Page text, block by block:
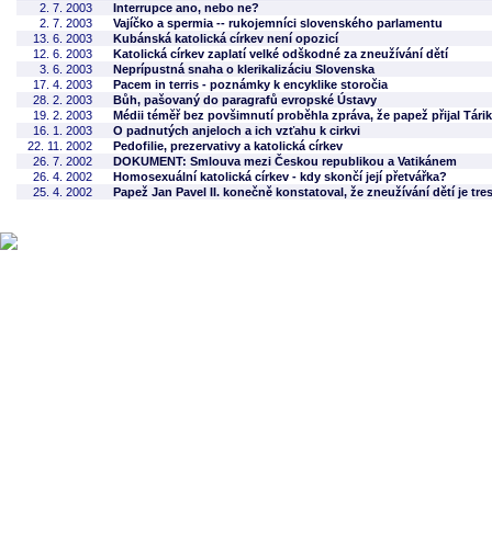
2. 7. 2003
Interrupce ano, nebo ne?
2. 7. 2003
Vajíčko a spermia -- rukojemníci slovenského parlamentu
13. 6. 2003
Kubánská katolická církev není opozicí
12. 6. 2003
Katolická církev zaplatí velké odškodné za zneužívání dětí
3. 6. 2003
Neprípustná snaha o klerikalizáciu Slovenska
17. 4. 2003
Pacem in terris - poznámky k encyklike storočia
28. 2. 2003
Bůh, pašovaný do paragrafů evropské Ústavy
19. 2. 2003
Médii téměř bez povšimnutí proběhla zpráva, že papež přijal
16. 1. 2003
O padnutých anjeloch a ich vzťahu k cirkvi
22. 11. 2002
Pedofilie, prezervativy a katolická církev
26. 7. 2002
DOKUMENT: Smlouva mezi Českou republikou a Vatikánem
26. 4. 2002
Homosexuální katolická církev - kdy skončí její přetvářka?
25. 4. 2002
Papež Jan Pavel II. konečně konstatoval, že zneužívání dětí je